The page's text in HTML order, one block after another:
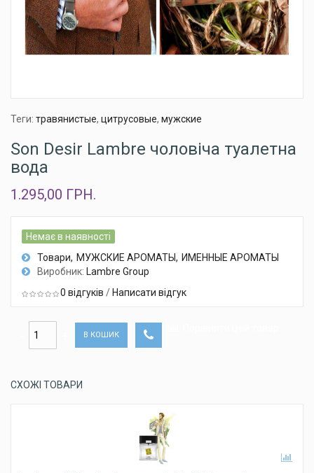
Теги: травянистые, цитрусовые, мужские
Son Desir Lambre чоловіча туалетна
вода
1.295,00 ГРН.
Немає в наявності
Товари
МУЖСКИЕ АРОМАТЫ
ИМЕННЫЕ АРОМАТЫ
Виробник: Lambre Group
0 відгуків / Написати відгук
В КОШИК
СХОЖІ ТОВАРИ